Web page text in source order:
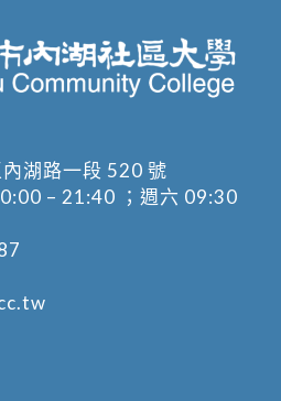
湖路一段 520 號
– 21:40 ；週六 09:30